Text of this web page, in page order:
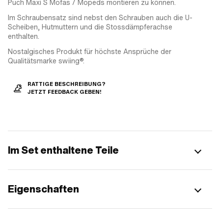
Puch Maxi S Mofas / Mopeds montieren zu können.
Im Schraubensatz sind nebst den Schrauben auch die U-
Scheiben, Hutmuttern und die Stossdämpferachse
enthalten.
Nostalgisches Produkt für höchste Ansprüche der
Qualitätsmarke swiing®.
RATTIGE BESCHREIBUNG?
JETZT FEEDBACK GEBEN!
Im Set enthaltene Teile
Eigenschaften